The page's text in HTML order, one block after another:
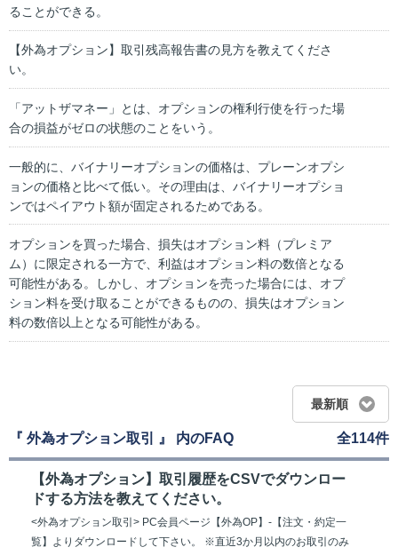
ることができる。
【外為オプション】取引残高報告書の見方を教えてくださ
い。
「アットザマネー」とは、オプションの権利行使を行った場
合の損益がゼロの状態のことをいう。
一般的に、バイナリーオプションの価格は、プレーンオプシ
ョンの価格と比べて低い。その理由は、バイナリーオプショ
ンではペイアウト額が固定されるためである。
オプションを買った場合、損失はオプション料（プレミア
ム）に限定される一方で、利益はオプション料の数倍となる
可能性がある。しかし、オプションを売った場合には、オプ
ション料を受け取ることができるものの、損失はオプション
料の数倍以上となる可能性がある。
最新順
『 外為オプション取引 』 内のFAQ 全114件
【外為オプション】取引履歴をCSVでダウンロー
ドする方法を教えてください。
<外為オプション取引> PC会員ページ【外為OP】-【注文・約定一
覧】よりダウンロードして下さい。 ※直近3か月以内のお取引のみ